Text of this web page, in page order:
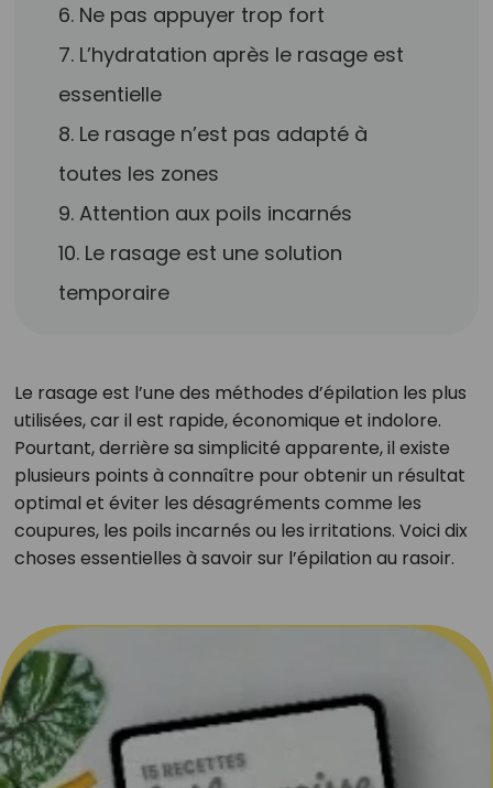
6. Ne pas appuyer trop fort
7. L’hydratation après le rasage est
essentielle
8. Le rasage n’est pas adapté à
toutes les zones
9. Attention aux poils incarnés
10. Le rasage est une solution
temporaire
Le rasage est l’une des méthodes d’épilation les plus
utilisées, car il est rapide, économique et indolore.
Pourtant, derrière sa simplicité apparente, il existe
plusieurs points à connaître pour obtenir un résultat
optimal et éviter les désagréments comme les
coupures, les poils incarnés ou les irritations. Voici dix
choses essentielles à savoir sur l’épilation au rasoir.